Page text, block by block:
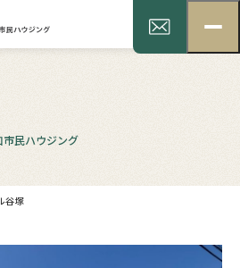
民ハウジング
谷塚